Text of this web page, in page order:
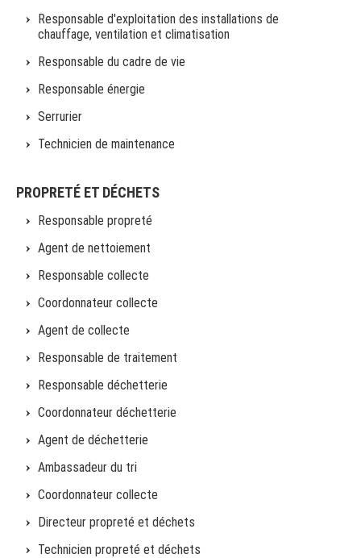
Responsable d'exploitation des installations de
chauffage, ventilation et climatisation
Responsable du cadre de vie
Responsable énergie
Serrurier
Technicien de maintenance
PROPRETÉ ET DÉCHETS
Responsable propreté
Agent de nettoiement
Responsable collecte
Coordonnateur collecte
Agent de collecte
Responsable de traitement
Responsable déchetterie
Coordonnateur déchetterie
Agent de déchetterie
Ambassadeur du tri
Coordonnateur collecte
Directeur propreté et déchets
Technicien propreté et déchets